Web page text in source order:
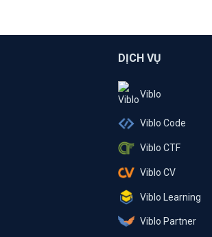
DỊCH VỤ
Viblo
Viblo Code
Viblo CTF
Viblo CV
Viblo Learning
Viblo Partner